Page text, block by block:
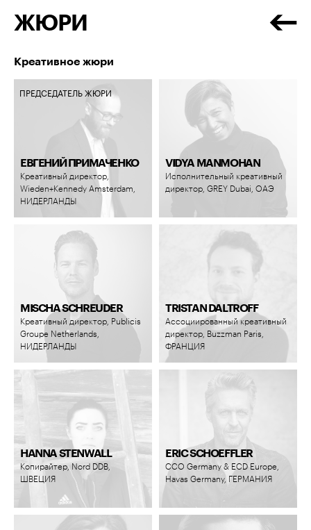
ЖЮРИ
Креативное жюри
ПРЕДСЕДАТЕЛЬ ЖЮРИ
ЕВГЕНИЙ ПРИМАЧЕНКО
Креативный директор,
Wieden+Kennedy Amsterdam,
НИДЕРЛАНДЫ
VIDYA MANMOHAN
Исполнительный креативный
директор, GREY Dubai, ОАЭ
MISCHA SCHREUDER
Креативный директор, Publicis
Groupe Netherlands,
НИДЕРЛАНДЫ
TRISTAN DALTROFF
Ассоциированный креативный
директор, Buzzman Paris,
ФРАНЦИЯ
HANNA STENWALL
Копирайтер, Nord DDB,
ШВЕЦИЯ
ERIC SCHOEFFLER
CCO Germany & ECD Europe,
Havas Germany, ГЕРМАНИЯ